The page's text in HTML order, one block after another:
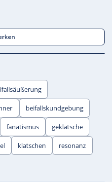
beifallskundgebung
fanatismus geklatsche
klatschen resonanz